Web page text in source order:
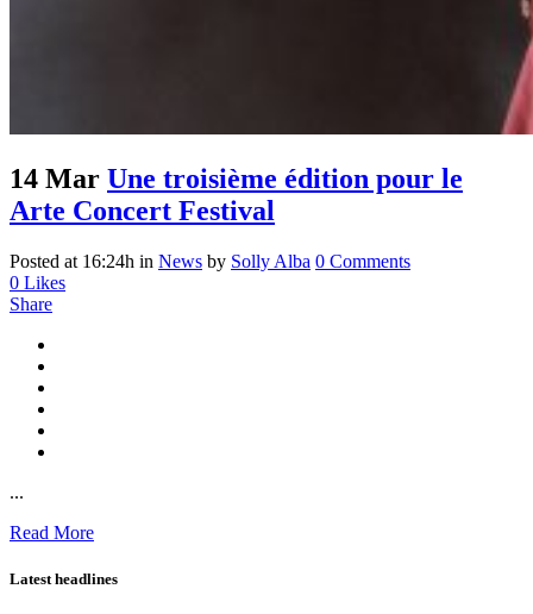
14 Mar Une troisième édition pour le
Arte Concert Festival
Posted at 16:24h in News by Solly Alba 0 Comments
0 Likes
Share
...
Read More
Latest headlines